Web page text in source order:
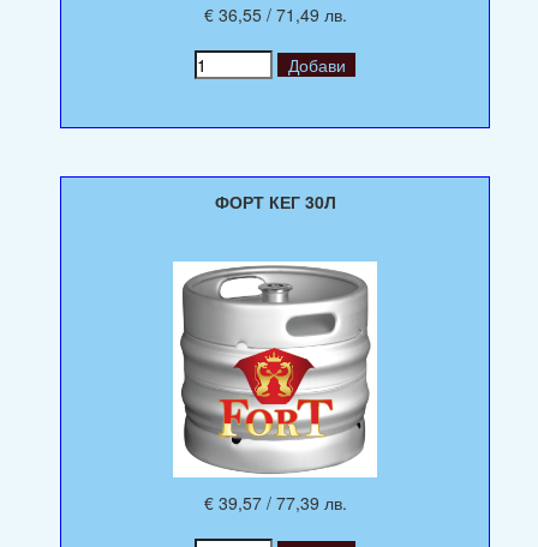
€ 36,55 / 71,49 лв.
ФОРТ КЕГ 30Л
€ 39,57 / 77,39 лв.